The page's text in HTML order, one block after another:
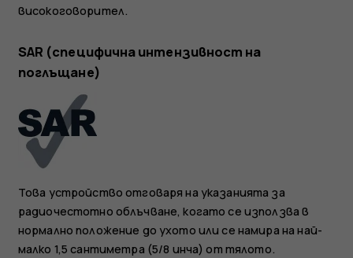
високоговорител.
SAR (специфична интензивност на
поглъщане)
Това устройство отговаря на указанията за
радиочестотно облъчване, когато се използва в
нормално положение до ухото или се намира на най-
малко 1,5 сантиметра (5/8 инча) от тялото.